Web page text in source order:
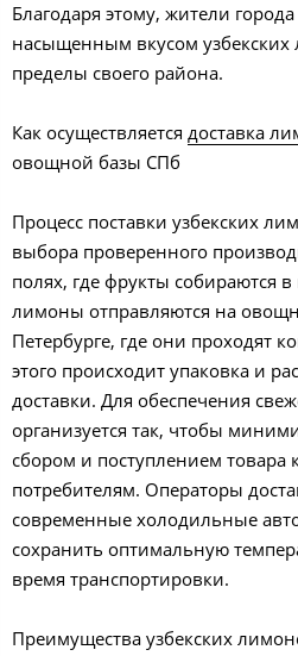
Благодаря этому, жители
насыщенным вкусом узбекских
пределы своего района.
Как осуществляется доставка
овощной базы СПб
Процесс поставки узбекских
выбора проверенного
полях, где фрукты собираются
лимоны отправляются на
Петербурге, где они проходят
этого происходит упаковка и
доставки. Для обеспечения
организуется так, чтобы
сбором и поступлением товара
потребителям. Операторы
современные холодильные
сохранить оптимальную
время транспортировки.
Преимущества узбекских